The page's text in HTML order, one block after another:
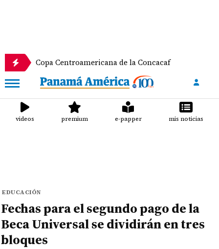
Centroamericana de la Concacaf
videos premium e-papper mis noticias
EDUCACIÓN
Fechas para el segundo pago de la
Beca Universal se dividirán en tres
bloques